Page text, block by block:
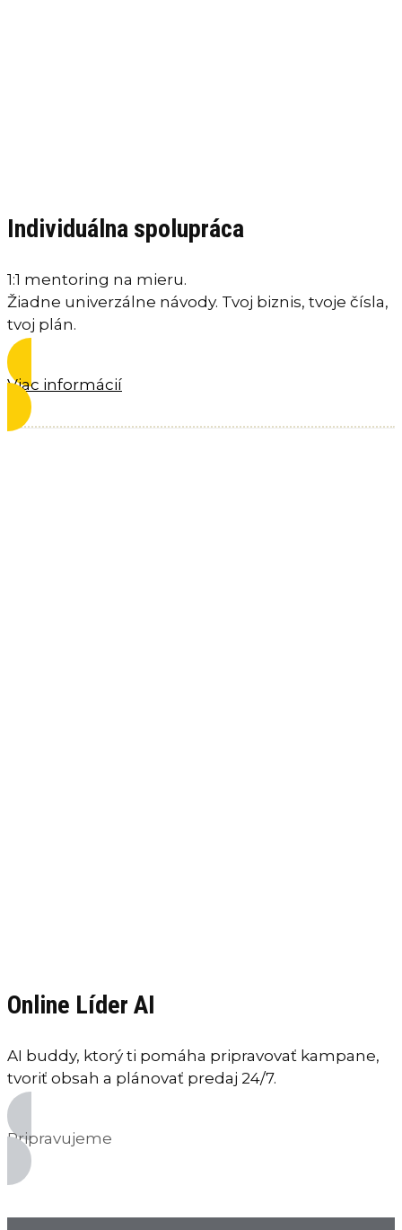
Individuálna spolupráca
1:1 mentoring na mieru.
Žiadne univerzálne návody. Tvoj biznis, tvoje čísla,
tvoj plán.
Viac informácií
Online Líder AI
AI buddy, ktorý ti pomáha pripravovať kampane,
tvoriť obsah a plánovať predaj 24/7.
Pripravujeme